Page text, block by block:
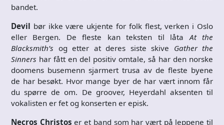
bandet.
Devil bør ikke være ukjente for folk flest, verken i Oslo
eller Bergen. De fleste kan teksten til låtaAt the
Blacksmith’s og etter at deres siste skive Gather the
Sinners har fått en del positiv omtale, så har den norske
doomens busemenn sjarmert trusa av de fleste byene
de har besøkt. Hvor mange byer de har vært innom får
du spørre de om. De groover, Heyerdahl aksenten til
vokalisten er fet og konserten er episk.
Necros Christos er et band som har vært på leppene til